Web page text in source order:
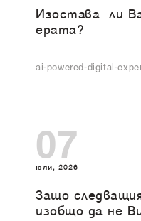
Изоставa ли
ерата?
ai-powered-digital-
07
юли, 2026
Защо
изобщо да не